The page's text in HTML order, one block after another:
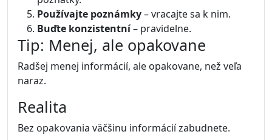
Používajte poznámky– vracajte sa k nim.
Buďte konzistentní– pravidelne.
Tip: Menej, ale opakovane
Radšej menej informácií, ale opakovane, než veľa
naraz.
Realita
Bez opakovania väčšinu informácií zabudnete.